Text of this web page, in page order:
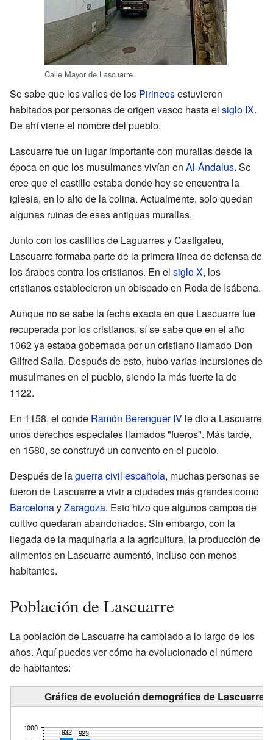
Calle Mayor de Lascuarre.
Se sabe que los valles de los Pirineosestuvieron
habitados por personas de origen vasco hasta el siglo IX.
De ahí viene el nombre del pueblo.
Lascuarre fue un lugar importante con murallas desde la
época en que los musulmanes vivían en Al-Ándalus. Se
cree que el castillo estaba donde hoy se encuentra la
iglesia, en lo alto de la colina. Actualmente, solo quedan
algunas ruinas de esas antiguas murallas.
Junto con los castillos de Laguarres y Castigaleu,
Lascuarre formaba parte de la primera línea de defensa de
los árabes contra los cristianos. En el siglo X, los
cristianos establecieron un obispado en Roda de Isábena.
Aunque no se sabe la fecha exacta en que Lascuarre fue
recuperada por los cristianos, sí se sabe que en el año
1062 ya estaba gobernada por un cristiano llamado Don
Gilfred Salla. Después de esto, hubo varias incursiones de
musulmanes en el pueblo, siendo la más fuerte la de
1122.
En 1158, el conde Ramón Berenguer IV le dio a Lascuarre
unos derechos especiales llamados "fueros". Más tarde,
en 1580, se construyó un convento en el pueblo.
Después de laguerra civil española, muchas personas se
fueron de Lascuarre a vivir a ciudades más grandes como
BarcelonayZaragoza. Esto hizo que algunos campos de
cultivo quedaran abandonados. Sin embargo, con la
llegada de la maquinaria a la agricultura, la producción de
alimentos en Lascuarre aumentó, incluso con menos
habitantes.
Población de Lascuarre
La población de Lascuarre ha cambiado a lo largo de los
años. Aquí puedes ver cómo ha evolucionado el número
de habitantes:
Gráfica de evolución demográfica de Lascuarre